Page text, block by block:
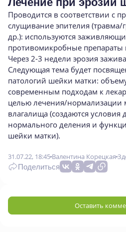
Проводится в соответствии с
слущивание эпителия (травма/
др.): используются
противомикробные препараты
Через 2-3 недели эрозия
Следующая тема будет
патологий шейки матки:
современным подходам к
целью лечения/нормализации
влагалища (создаются условия
нормального деления и
шейки матки).
31.07.22, 18:45 Валентина Корецкая
Поделиться
Оставить